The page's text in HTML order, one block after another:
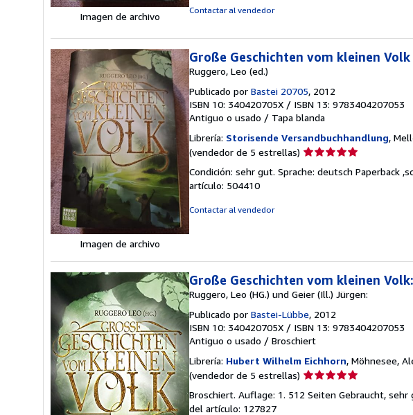
Imagen de archivo
Contactar al vendedor
Imagen de archivo
Große Geschichten vom kleinen Volk
Ruggero, Leo (ed.)
Publicado por Bastei 20705, 2012
ISBN 10: 340420705X / ISBN 13: 9783404207053
Antiguo o usado / Tapa blanda
Librería: Storisende Versandbuchhandlung,
(vendedor de 5 estrellas) Calificación
vendedor:
Condición: sehr gut. Sprache: deutsch Paperback
artículo: 504410
Contactar al vendedor
Große Geschichten vom kleinen
Ruggero, Leo (HG.) und Geier (Ill.) Jürgen:
Publicado por Bastei-Lübbe, 2012
ISBN 10: 340420705X / ISBN 13: 9783404207053
Antiguo o usado / Broschiert
Librería: Hubert Wilhelm Eichhorn, Möhnesee,
(vendedor de 5 estrellas) Calificación
vendedor:
Broschiert. Auflage: 1. 512 Seiten Gebraucht,
del artículo: 127827